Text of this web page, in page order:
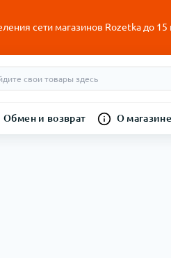
сети магазинов Rozetka до
Обмен и возврат О магазине